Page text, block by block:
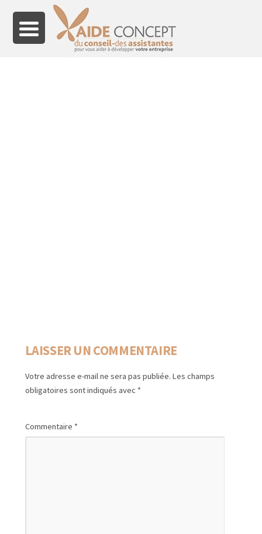
LAISSER UN COMMENTAIRE
Votre adresse e-mail ne sera pas publiée. Les champs
obligatoires sont indiqués avec *
Commentaire *